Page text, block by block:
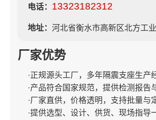
电话： 13323182312
地址： 河北省衡水市高新区北方工
厂家优势
·正规源头工厂，多年隔震支座生产
·产品符合国家规范，提供检测报告
·厂家直供，价格透明，支持批量与
·提供选型、设计、供货、现场指导